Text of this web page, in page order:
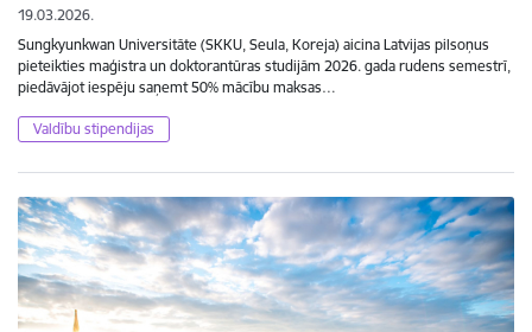
19.03.2026.
Sungkyunkwan Universitāte (SKKU, Seula, Koreja) aicina Latvijas pilsoņus
pieteikties maģistra un doktorantūras studijām 2026. gada rudens semestrī,
piedāvājot iespēju saņemt 50% mācību maksas…
Valdību stipendijas